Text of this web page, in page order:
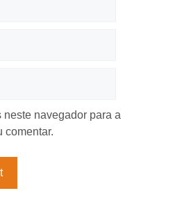
navegador para a
comentar.